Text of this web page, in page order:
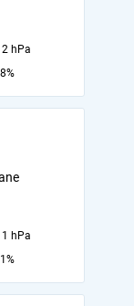
hPa
hPa